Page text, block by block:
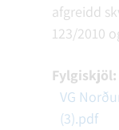
afgreidd
123/2010
Fylgiskjöl:
VG
(3).pdf